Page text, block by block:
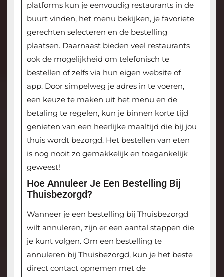
platforms kun je eenvoudig restaurants in de
buurt vinden, het menu bekijken, je favoriete
gerechten selecteren en de bestelling
plaatsen. Daarnaast bieden veel restaurants
ook de mogelijkheid om telefonisch te
bestellen of zelfs via hun eigen website of
app. Door simpelweg je adres in te voeren,
een keuze te maken uit het menu en de
betaling te regelen, kun je binnen korte tijd
genieten van een heerlijke maaltijd die bij jou
thuis wordt bezorgd. Het bestellen van eten
is nog nooit zo gemakkelijk en toegankelijk
geweest!
Hoe Annuleer Je Een Bestelling Bij
Thuisbezorgd?
Wanneer je een bestelling bij Thuisbezorgd
wilt annuleren, zijn er een aantal stappen die
je kunt volgen. Om een bestelling te
annuleren bij Thuisbezorgd, kun je het beste
direct contact opnemen met de